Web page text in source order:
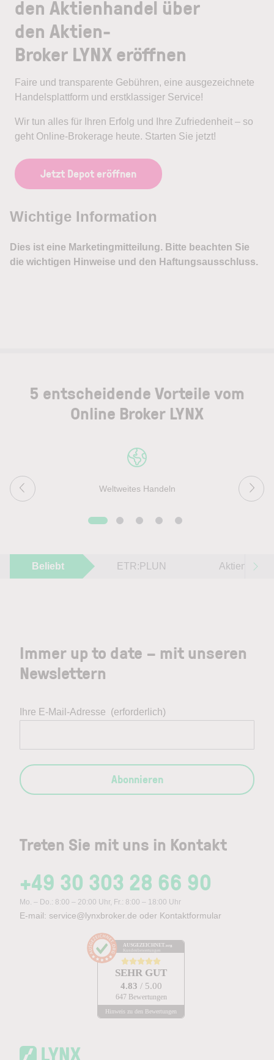
den Aktienhandel über
den Aktien-
Broker LYNX eröffnen
Faire und transparente Gebühren, eine ausgezeichnete
Handelsplattform und erstklassiger Service!
Wir tun alles für Ihren Erfolg und Ihre Zufriedenheit – so
geht Online-Brokerage heute. Starten Sie jetzt!
Jetzt Depot eröffnen
5 entscheidende Vorteile vom
Online Broker LYNX
Weltweites Handeln
Beliebt ETR:PLUN Aktien im
Treten Sie mit uns in Kontakt
+49 30 303 28 66 90
Mo. – Do.: 8:00 – 20:00 Uhr, Fr.: 8:00 – 18:00 Uhr
E-mail: service@lynxbroker.de oder Kontaktformular
AUSGEZEICHNET .org
Kundenbewertungen
SEHR GUT
4.83 / 5.00
647 Bewertungen
Hinweis zu den Bewertungen
Immer up to date – mit unseren
Newslettern
Ihre E-Mail-Adresse (erforderlich)
Abonnieren